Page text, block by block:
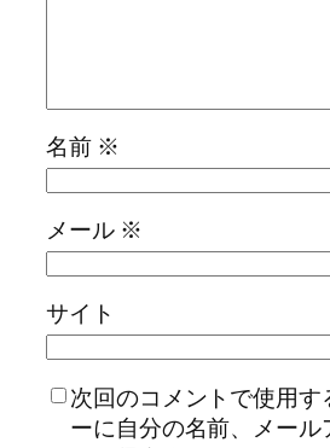
名前 ※
メール ※
サイト
次回のコメントで使用
ーに自分の名前、メール